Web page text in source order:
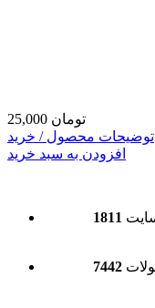
25,000 تومان
توضیحات محصول / خرید
افزودن به سبد خرید